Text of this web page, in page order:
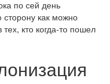
по сей день
как можно
кто когда-то пошел